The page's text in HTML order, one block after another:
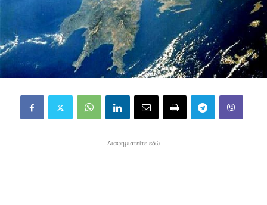
Διαφημιστείτε εδώ